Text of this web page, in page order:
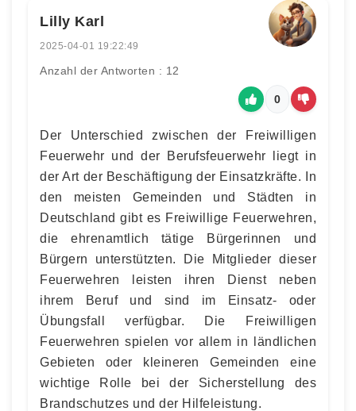
Lilly Karl
2025-04-01 19:22:49
Anzahl der Antworten : 12
0
Der Unterschied zwischen der Freiwilligen
Feuerwehr und der Berufsfeuerwehr liegt in
der Art der Beschäftigung der Einsatzkräfte. In
den meisten Gemeinden und Städten in
Deutschland gibt es Freiwillige Feuerwehren,
die ehrenamtlich tätige Bürgerinnen und
Bürgern unterstützten. Die Mitglieder dieser
Feuerwehren leisten ihren Dienst neben
ihrem Beruf und sind im Einsatz- oder
Übungsfall verfügbar. Die Freiwilligen
Feuerwehren spielen vor allem in ländlichen
Gebieten oder kleineren Gemeinden eine
wichtige Rolle bei der Sicherstellung des
Brandschutzes und der Hilfeleistung.